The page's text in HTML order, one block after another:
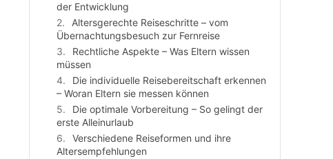
der Entwicklung
Altersgerechte Reiseschritte – vom
Übernachtungsbesuch zur Fernreise
Rechtliche Aspekte – Was Eltern wissen
müssen
Die individuelle Reisebereitschaft erkennen
– Woran Eltern sie messen können
Die optimale Vorbereitung – So gelingt der
erste Alleinurlaub
Verschiedene Reiseformen und ihre
Altersempfehlungen